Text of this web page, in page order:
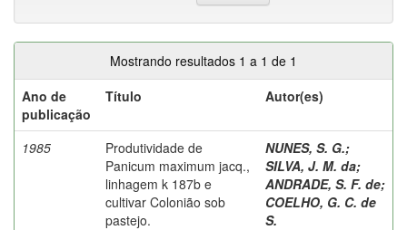
Mostrando resultados 1 a 1 de 1
Ano de
publicação
Título Autor(es)
1985
Produtividade de
Panicum maximum jacq.,
linhagem k 187b e
cultivar Colonião sob
pastejo.
NUNES, S. G.;
SILVA, J. M. da;
ANDRADE, S. F. de;
COELHO, G. C. de
S.